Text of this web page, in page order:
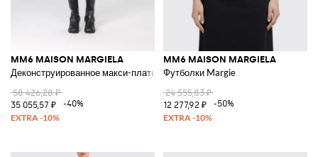
MM6 MAISON MARGIELA
Деконструированное макси-платье
58 426,28 ₽
35 055,57 ₽
-40%
MM6 MAISON MARGIELA
Футболки Margie
24 555,83 ₽
12 277,92 ₽
-50%